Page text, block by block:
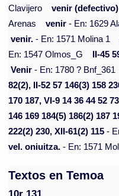
Clavijero
venir (defectivo)
Arenas
venir - En: 1629
venir. - En: 1571 Molina 1
En: 1547 Olmos_G
II-45
Venir - En: 1780 ? Bnf_361
82(2), II-52 57 146(3) 158
170 187, VI-9 14 36 44 52
146 169 184(5) 186(2) 187
222(2) 230, XII-61(2) 115 -
vel. oniuitza. - En: 1571
Textos en Temoa